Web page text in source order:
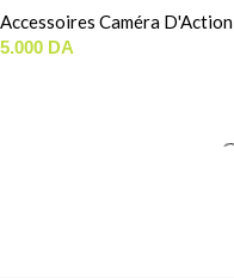
S6-PTC-11 )
Accessoires Caméra D'Action
5.000 DA